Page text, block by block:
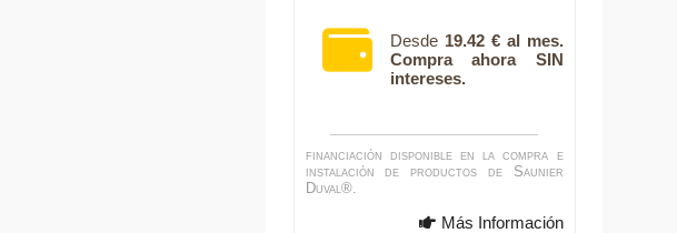
Desde 19.42 € al mes.
Compra ahora SIN
intereses.
financiación disponible en la compra e
instalación de productos de Saunier
Duval®.
Más Información